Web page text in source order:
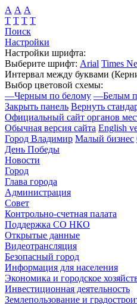
А А А
Т Т Т Т
Поиск
Настройки
Настройки шрифта:
Выберите шрифт: Arial Times
Интервал между буквами
Выбор цветовой схемы:
—Черным по белому —Белым
Закрыть панель Вернуть
Официальный сайт органов
Обычная версия сайта English
Город Владимир Малый бизнес
День Победы
Новости
Город
Глава города
Администрация
Совет
Контрольно-счетная палата
Поддержка СО НКО
Открытые данные
Видеотрансляция
Безопасный город
Информация для населения
Экономика и городское
Инвестиционная деятельность
Землепользование и